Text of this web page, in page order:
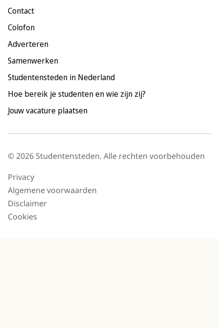
Contact
Colofon
Adverteren
Samenwerken
Studentensteden in Nederland
Hoe bereik je studenten en wie zijn zij?
Jouw vacature plaatsen
© 2026 Studentensteden. Alle rechten voorbehouden
Privacy
Algemene voorwaarden
Disclaimer
Cookies